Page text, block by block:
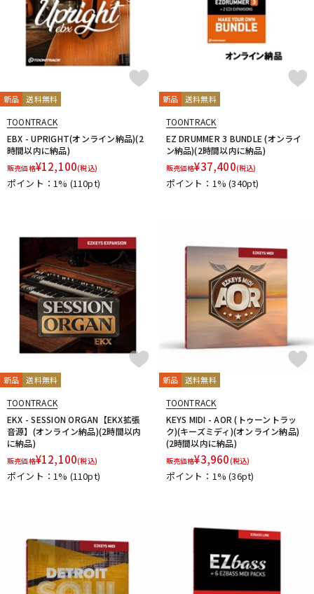
新品 送料無料
TOONTRACK
EBX - UPRIGHT(オンライン納品)(2
時間以内に納品)
販売価格¥12,100(税込)
ポイント：1% (110pt)
新品 送料無料
TOONTRACK
EZ DRUMMER 3 BUNDLE (オンライ
ン納品)(2時間以内に納品)
販売価格¥37,400(税込)
ポイント：1%(340pt)
新品 送料無料
TOONTRACK
EKX - SESSION ORGAN【EKX拡張
音源】(オンライン納品)(2時間以内
に納品)
販売価格¥12,100(税込)
ポイント：1% (110pt)
新品 送料無料
TOONTRACK
KEYS MIDI - AOR (トゥーントラッ
ク)(キーズミディ)(オンライン納品)
(2時間以内に納品)
販売価格¥3,960(税込)
ポイント：1%(36pt)